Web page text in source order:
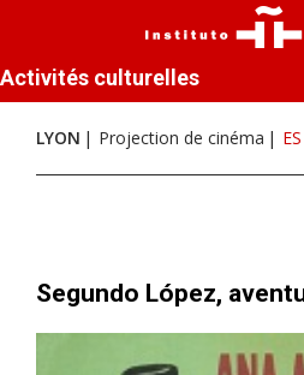
Activités culturelles
LYON Projection de cinéma ES
Segundo López,